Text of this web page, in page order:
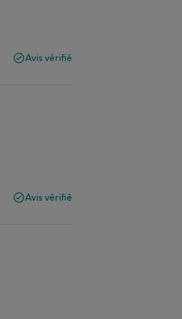
Avis vérifié
Avis vérifié